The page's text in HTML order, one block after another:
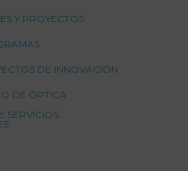
Y PROYECTOS
DE INNOVACIÓN
DE ÓPTICA
SERVICIOS